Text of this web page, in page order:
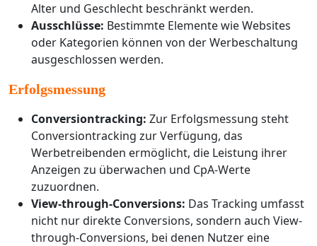
Alter und Geschlecht beschränkt werden.
Ausschlüsse: Bestimmte Elemente wie Websites
oder Kategorien können von der Werbeschaltung
ausgeschlossen werden.
Erfolgsmessung
Conversiontracking: Zur Erfolgsmessung steht
Conversiontracking zur Verfügung, das
Werbetreibenden ermöglicht, die Leistung ihrer
Anzeigen zu überwachen und CpA-Werte
zuzuordnen.
View-through-Conversions: Das Tracking umfasst
nicht nur direkte Conversions, sondern auch View-
through-Conversions, bei denen Nutzer eine